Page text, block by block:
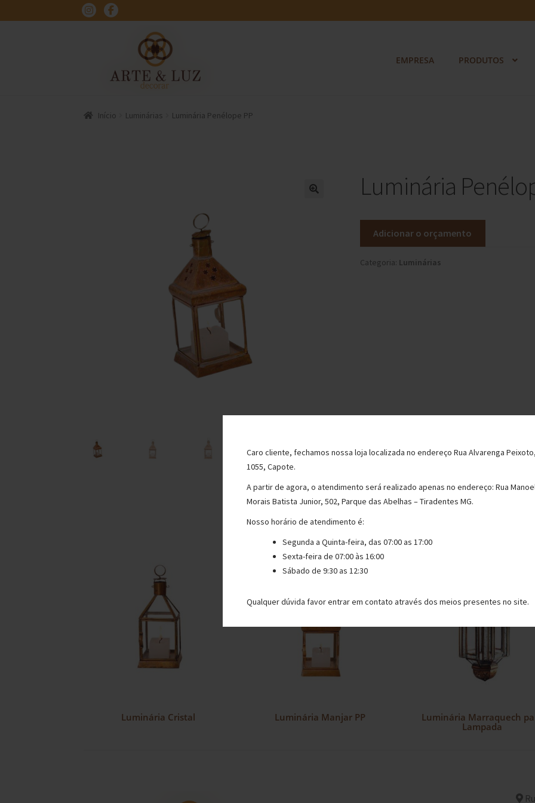
Caro cliente, fechamos nossa loja localizada no endereço Rua Alvarenga
1055, Capote.
A partir de agora, o atendimento será realizado apenas no endereço: Rua
Morais Batista Junior, 502, Parque das Abelhas – Tiradentes MG.
Nosso horário de atendimento é:
Segunda a Quinta-feira, das 07:00 as 17:00
Sexta-feira de 07:00 às 16:00
Sábado de 9:30 as 12:30
Qualquer dúvida favor entrar em contato através dos meios presentes no site.
conteúdo
EMPRESA PRODUTOS
Início Luminárias Luminária Penélope PP
Luminária
Adicionar o orçamento
Categoria: Luminárias
Produtos relacionados
Luminária Cristal Luminária Manjar PP
Luminária Marraquech
Lampada